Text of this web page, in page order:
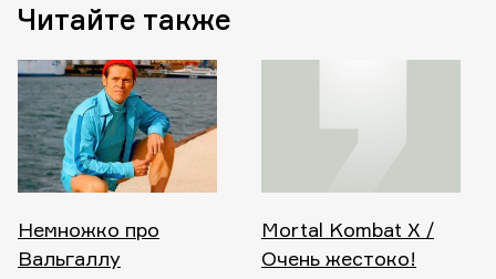
Читайте также
Немножко про
Вальгаллу
Mortal Kombat X /
Очень жестоко!